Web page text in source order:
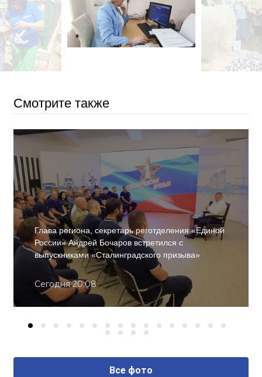
Смотрите также
Глава региона, секретарь реготделения «Единой
России» Андрей Бочаров встретился с
выпускниками «Сталинградского призыва»
Сегодня 20:08
Все фото